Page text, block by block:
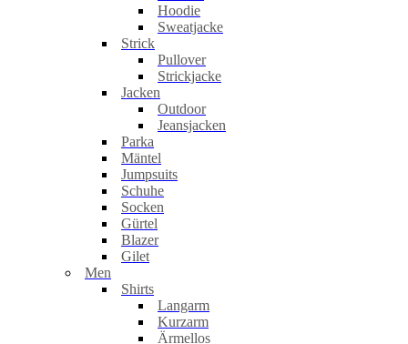
Hoodie
Sweatjacke
Strick
Pullover
Strickjacke
Jacken
Outdoor
Jeansjacken
Parka
Mäntel
Jumpsuits
Schuhe
Socken
Gürtel
Blazer
Gilet
Men
Shirts
Langarm
Kurzarm
Ärmellos